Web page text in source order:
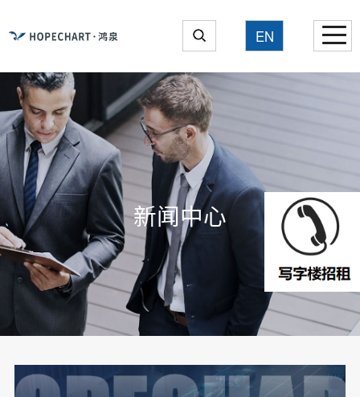
EN
新闻中心